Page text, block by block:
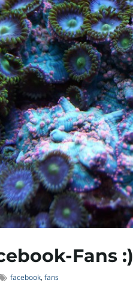
Fans :)
facebook, fans